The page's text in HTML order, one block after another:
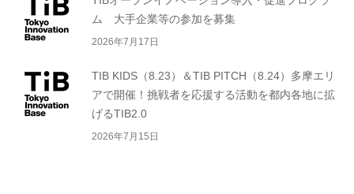
ム 大手企業等の参加を募集
2026年7月17日
TIB KIDS（8.23）＆TIB PITCH（8.24）多摩エリ
アで開催！挑戦者を応援する活動を都内各地に拡
げるTIB2.0
2026年7月15日